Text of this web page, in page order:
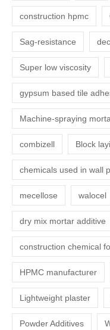
construction hpmc
Sag-resistance
Super low viscosity
gypsum based tile
Machine-spraying
combizell Block
chemicals used in wall
mecellose walocel
dry mix mortar additive
construction chemical
HPMC manufacturer
Lightweight plaster
Powder Additives